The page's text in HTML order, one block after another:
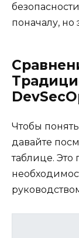
поначалу,
Чтобы
давайте
таблице. Это